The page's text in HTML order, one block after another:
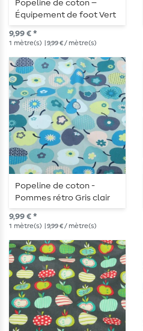
Popeline de coton –
Équipement de foot Vert
gazon
9,99 € *
1 mètre(s) | 9,99 € / mètre(s)
Popeline de coton -
Pommes rétro Gris clair
9,99 € *
1 mètre(s) | 9,99 € / mètre(s)